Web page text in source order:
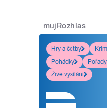
mujRozhlas
Hry a četby
Pohádky
Pořady
Živé vysílání